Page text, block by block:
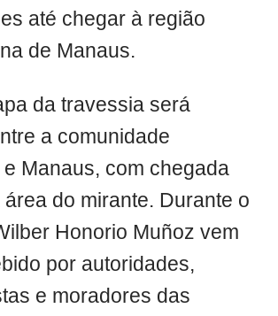
até chegar à região
de Manaus.
da travessia será
a comunidade
e Manaus, com chegada
do mirante. Durante o
Honorio Muñoz vem
por autoridades,
e moradores das